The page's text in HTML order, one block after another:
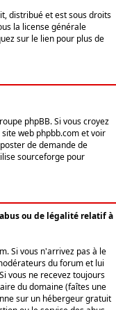
distribué et est sous droits
la license générale
sur le lien pour plus de
phpBB. Si vous croyez
web phpbb.com et voir
de demande de
sourceforge pour
ou de légalité relatif à
Si vous n'arrivez pas à le
du forum et lui
vous ne recevez toujours
du domaine (faîtes une
sur un hébergeur gratuit